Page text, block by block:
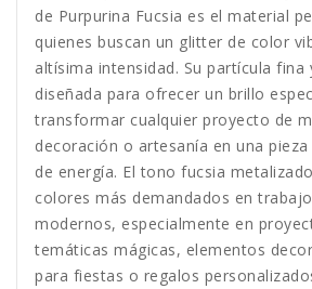
de Purpurina Fucsia es el material
quienes buscan un glitter de color
altísima intensidad. Su partícula fina
diseñada para ofrecer un brillo
transformar cualquier proyecto de
decoración o artesanía en una
de energía. El tono fucsia
colores más demandados en
modernos, especialmente en
temáticas mágicas, elementos
para fiestas o regalos